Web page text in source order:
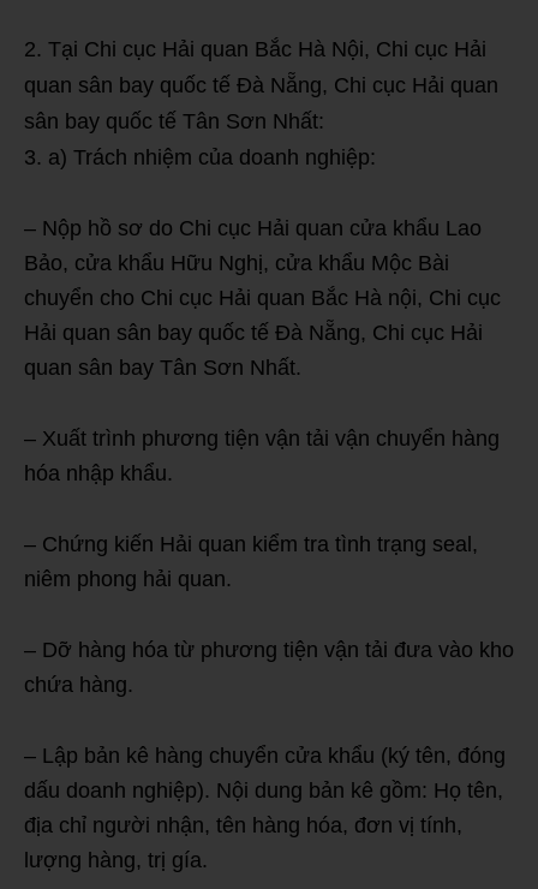
Tại Chi cục Hải quan Bắc Hà Nội, Chi cục Hải
quan sân bay quốc tế Đà Nẵng, Chi cục Hải quan
sân bay quốc tế Tân Sơn Nhất:
a) Trách nhiệm của doanh nghiệp:
– Nộp hồ sơ do Chi cục Hải quan cửa khẩu Lao
Bảo, cửa khẩu Hữu Nghị, cửa khẩu Mộc Bài
chuyển cho Chi cục Hải quan Bắc Hà nội, Chi cục
Hải quan sân bay quốc tế Đà Nẵng, Chi cục Hải
quan sân bay Tân Sơn Nhất.
– Xuất trình phương tiện vận tải vận chuyển hàng
hóa nhập khẩu.
– Chứng kiến Hải quan kiểm tra tình trạng seal,
niêm phong hải quan.
– Dỡ hàng hóa từ phương tiện vận tải đưa vào kho
chứa hàng.
– Lập bản kê hàng chuyển cửa khẩu (ký tên, đóng
dấu doanh nghiệp). Nội dung bản kê gồm: Họ tên,
địa chỉ người nhận, tên hàng hóa, đơn vị tính,
lượng hàng, trị gía.